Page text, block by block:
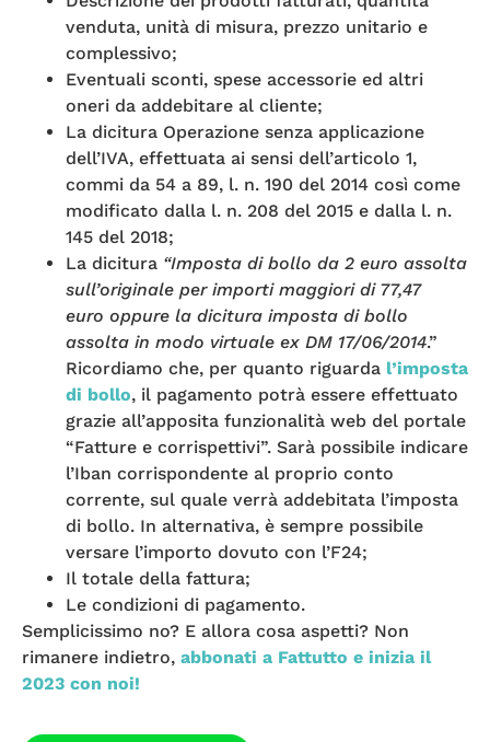
venduta, unità di misura, prezzo unitario e
complessivo;
Eventuali sconti, spese accessorie ed altri
oneri da addebitare al cliente;
La dicitura Operazione senza applicazione
dell’IVA, effettuata ai sensi dell’articolo 1,
commi da 54 a 89, l. n. 190 del 2014 così come
modificato dalla l. n. 208 del 2015 e dalla l. n.
145 del 2018;
La dicitura “Imposta di bollo da 2 euro assolta
sull’originale per importi maggiori di 77,47
euro oppure la dicitura imposta di bollo
assolta in modo virtuale ex DM 17/06/2014.”
Ricordiamo che, per quanto riguarda l’imposta
di bollo, il pagamento potrà essere effettuato
grazie all’apposita funzionalità web del portale
“Fatture e corrispettivi”. Sarà possibile indicare
l’Iban corrispondente al proprio conto
corrente, sul quale verrà addebitata l’imposta
di bollo. In alternativa, è sempre possibile
versare l’importo dovuto con l’F24;
Il totale della fattura;
Le condizioni di pagamento.
Semplicissimo no? E allora cosa aspetti? Non
rimanere indietro, abbonati a Fattutto e inizia il
2023 con noi!